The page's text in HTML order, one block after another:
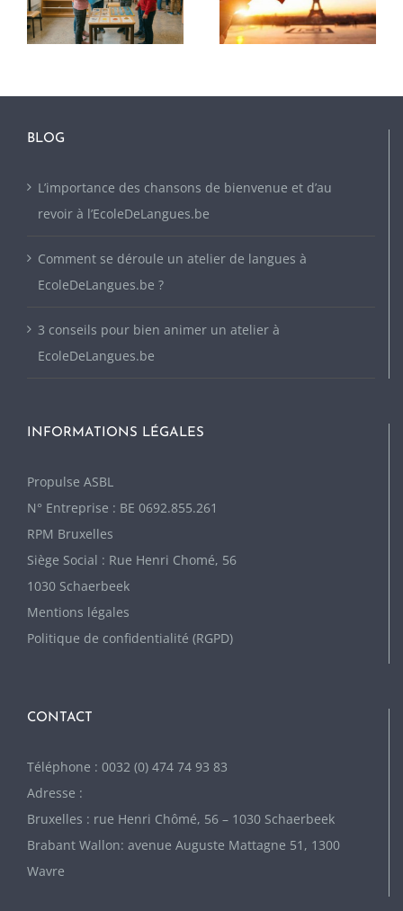
BLOG
L’importance des chansons de bienvenue et d’au
revoir à l’EcoleDeLangues.be
Comment se déroule un atelier de langues à
EcoleDeLangues.be ?
3 conseils pour bien animer un atelier à
EcoleDeLangues.be
INFORMATIONS LÉGALES
Propulse ASBL
N° Entreprise : BE 0692.855.261
RPM Bruxelles
Siège Social : Rue Henri Chomé, 56
1030 Schaerbeek
Mentions légales
Politique de confidentialité (RGPD)
CONTACT
Téléphone : 0032 (0) 474 74 93 83
Adresse :
Bruxelles : rue Henri Chômé, 56 – 1030 Schaerbeek
Brabant Wallon: avenue Auguste Mattagne 51, 1300
Wavre